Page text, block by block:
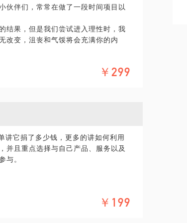
伙伴们，常常在做了一段时间项目以
结果，但是我们尝试进入理性时，我
改变，沮丧和气馁将会充满你的内
及NGO从业者们，或许会为这些问
利益相关方周旋来共同解决问题呢？
、可持续性、创新性、参与性、社会
的理解，通过探讨项目设计与管理的
￥299
讲它捐了多少钱，更多的讲如何利用
并且重点选择与自己产品、服务以及
与。
成本难以负荷，找不到合适的公益机
￥199